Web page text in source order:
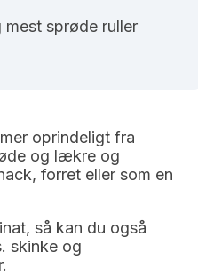
sprøde ruller
oprindeligt fra
og lækre og
forret eller som en
så kan du også
skinke og